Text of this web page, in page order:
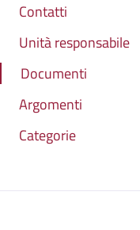
Contatti
Unità responsabile
Documenti
Argomenti
Categorie